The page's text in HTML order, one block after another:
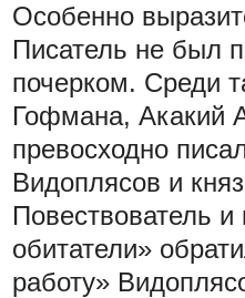
Особенно
Писатель не был
почерком. Среди
Гофмана, Акакий
превосходно
Видоплясов и
Повествователь
обитатели»
работу»